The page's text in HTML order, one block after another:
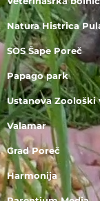
Natura Histrica
SOS Šape Poreč
Papago park
Ustanova Zoološki
Valamar
Grad Poreč
Harmonija